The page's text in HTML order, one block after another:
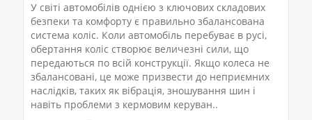
У світі автомобілів однією з ключових складових
безпеки та комфорту є правильно збалансована
система коліс. Коли автомобіль перебуває в русі,
обертання коліс створює величезні сили, що
передаються по всій конструкції. Якщо колеса не
збалансовані, це може призвести до неприємних
наслідків, таких як вібрація, зношування шин і
навіть проблеми з кермовим керуван..